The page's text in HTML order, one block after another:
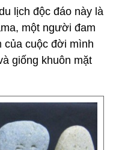
lịch độc đáo này là
một người đam
của cuộc đời mình
giống khuôn mặt